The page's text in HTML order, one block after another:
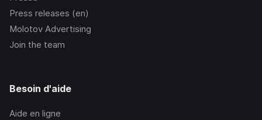
Press releases (en)
Molotov Advertising
Join the team
Besoin d'aide
Aide en ligne